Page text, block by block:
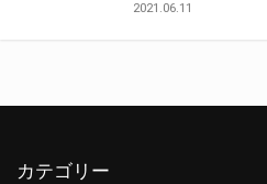
2021.06.11
カテゴリー